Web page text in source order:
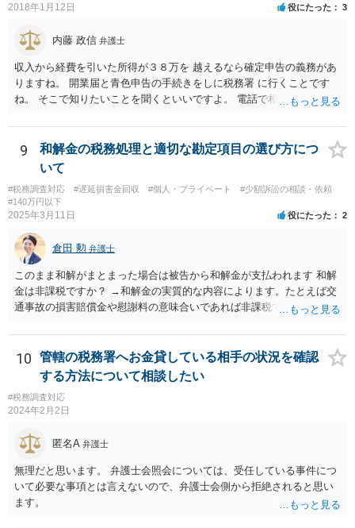
2018年1月12日 役にたった 3
内藤 政信 弁護士
収入から経費を引いた所得が３８万を 越えるなら確定申告の義務があ
りますね。 開業届と青色申告の手続きをしに税務署 に行くことです
ね。 そこで知りたいことを聞くといいですよ。 電話で相談にいくこと
9
和解金の税務処理と適切な勘定項目の選び方につ
いて
#税務調査対応 #遅延損害金回収 #個人・プライベート
#少額訴訟の相談・依頼
#140万円以下
2025年3月11日 役にたった 2
倉田 勲 弁護士
このまま和解がまとまった場合は被告から和解金が支払われます 和解
金は非課税ですか？ →和解金の実質的な内容によります。たとえば交
通事故の損害賠償金や慰謝料の意味合いであれば非課税ですが、残業
会計の話であり、弁護士では専門外になります。 税務会計の専門家は
税理士又は会計士になりますので、正確なところは税理士などにご相
談ください。
10
管轄の税務署へお金貸している相手の状況を確認
する方法について相談したい
#税務調査対応
2024年2月2日
匿名A 弁護士
無理だと思います。 弁護士会照会については、受任している事件につ
いて必要な事項とは言えないので、弁護士会側から拒絶されると思い
ます。